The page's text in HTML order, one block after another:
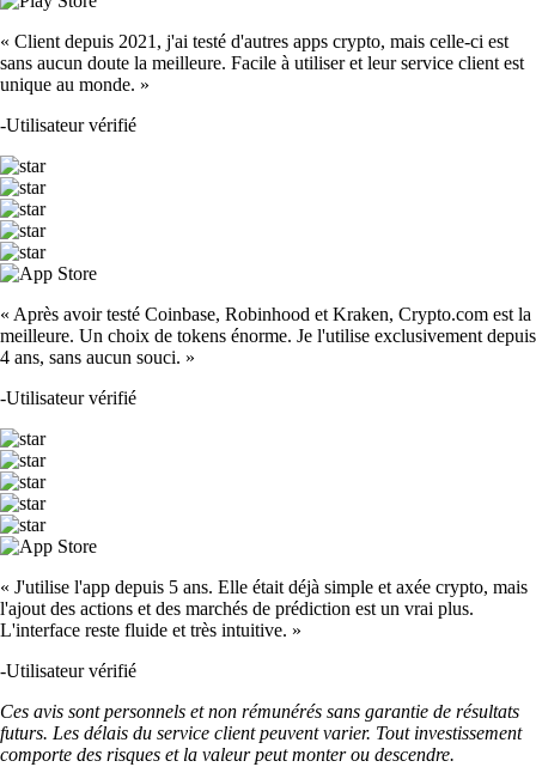
« Client depuis 2021, j'ai testé d'autres apps crypto, mais celle-ci est
sans aucun doute la meilleure. Facile à utiliser et leur service client est
unique au monde. »
-Utilisateur vérifié
« Après avoir testé Coinbase, Robinhood et Kraken, Crypto.com est la
meilleure. Un choix de tokens énorme. Je l'utilise exclusivement depuis
4 ans, sans aucun souci. »
-Utilisateur vérifié
« J'utilise l'app depuis 5 ans. Elle était déjà simple et axée crypto, mais
l'ajout des actions et des marchés de prédiction est un vrai plus.
L'interface reste fluide et très intuitive. »
-Utilisateur vérifié
Ces avis sont personnels et non rémunérés sans garantie de résultats
futurs. Les délais du service client peuvent varier. Tout investissement
comporte des risques et la valeur peut monter ou descendre.